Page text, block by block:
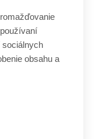
sociálnych
obsahu a